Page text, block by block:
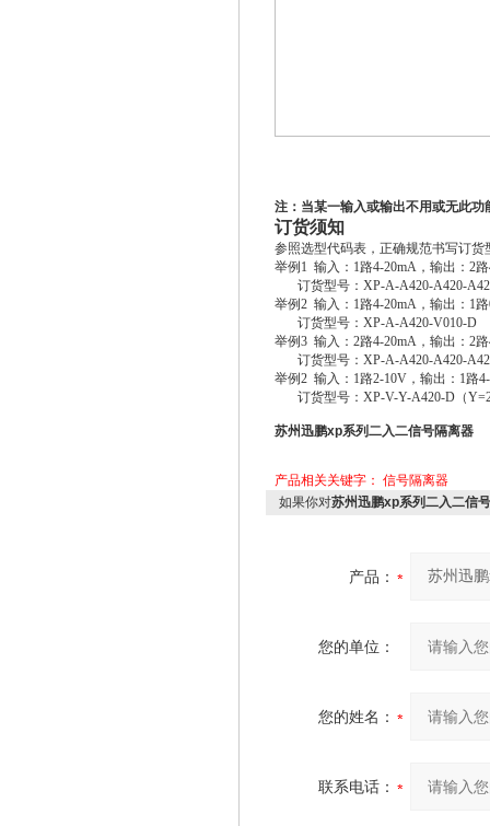
注：当某一输入或输出不用或无此
订货须知
参照选型代码表，正确规范书写订货
举例1 输入：1路4-20mA，输出：2
订货型号：XP-A-A420-A420-
举例2 输入：1路4-20mA，输出：1
订货型号：XP-A-A420-V010-D
举例3 输入：2路4-20mA，输出：2
订货型号：XP-A-A420-A420-
举例2 输入：1路2-10V，输出：1路
订货型号：XP-V-Y-A420-D（
苏州迅鹏xp系列二入二信号隔离器
产品相关关键字： 信号隔离器
如果你对苏州迅鹏xp系列二入二信
产品：
您的单位：
您的姓名：
联系电话：